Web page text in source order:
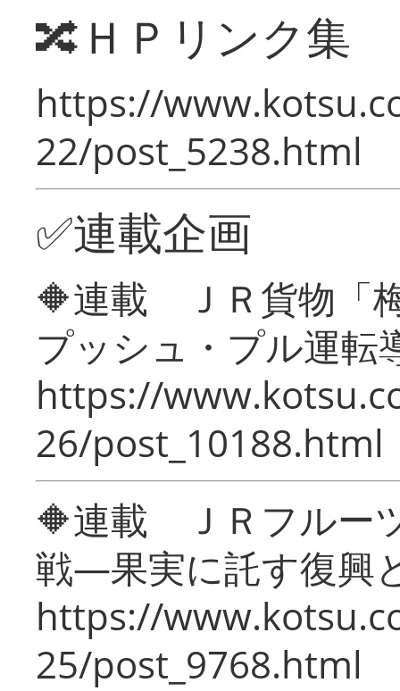
🔀ＨＰリンク集
https://
22/post_5238.html
✅連載企画
🔶連載 ＪＲ貨物「
プッシュ・プル運転
https://
26/post_10188.html
🔶連載 ＪＲフルー
戦―果実に託す復興
https://
25/post_9768.html